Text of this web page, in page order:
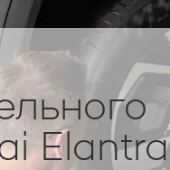
Elantra